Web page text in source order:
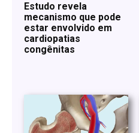
Estudo revela
mecanismo que pode
estar envolvido em
cardiopatias
congênitas